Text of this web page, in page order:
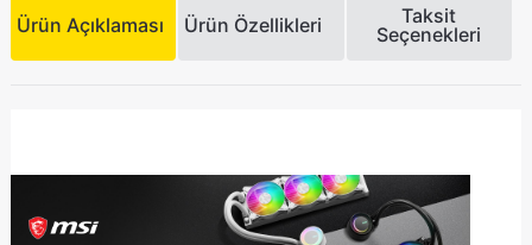
Ürün Açıklaması Ürün Özellikleri
Taksit
Seçenekleri